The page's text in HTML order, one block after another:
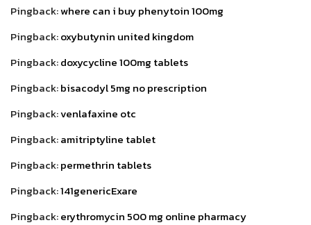
Pingback:where can i buy phenytoin 100mg
Pingback:oxybutynin united kingdom
Pingback:doxycycline 100mg tablets
Pingback:bisacodyl 5mg no prescription
Pingback:venlafaxine otc
Pingback:amitriptyline tablet
Pingback:permethrin tablets
Pingback:141genericExare
Pingback:erythromycin 500 mg online pharmacy